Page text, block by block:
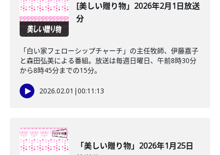
[美しい贈り物」2026年2月1日放送
分
「白い家フェローシップチャーチ」の主任牧師、伊藤嘉子
と森田弘美による番組。放送は毎週日曜日、午前8時30分
から8時45分までの15分。
2026.02.01 |00:11:13
「美しい贈り物」2026年1月25日